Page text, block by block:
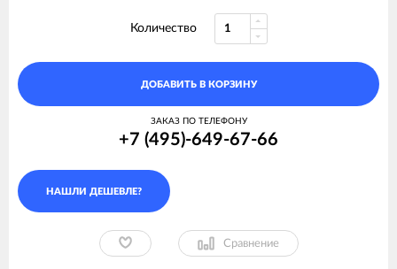
Количество
ДОБАВИТЬ В КОРЗИНУ
ЗАКАЗ ПО ТЕЛЕФОНУ
+7 (495)-649-67-66
Сравнение